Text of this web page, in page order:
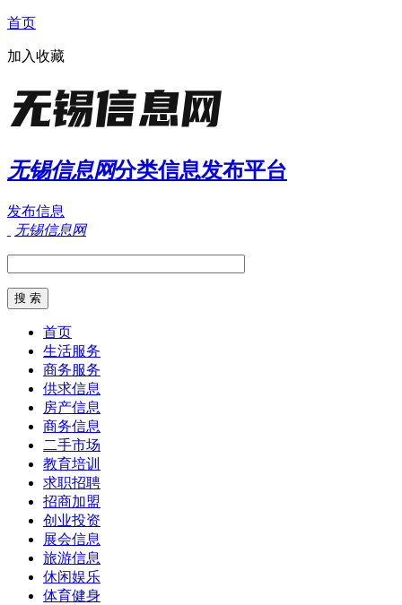
首页
加入收藏
无锡信息网分类信息发布平台
发布信息
无锡信息网
首页
生活服务
商务服务
供求信息
房产信息
商务信息
二手市场
教育培训
求职招聘
招商加盟
创业投资
展会信息
旅游信息
休闲娱乐
体育健身